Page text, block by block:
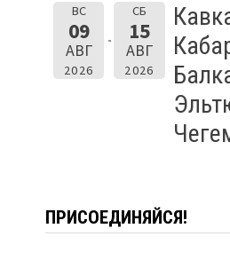
ВС
09
АВГ
2026
СБ
15
АВГ
2026
ПРИСОЕДИНЯЙСЯ!